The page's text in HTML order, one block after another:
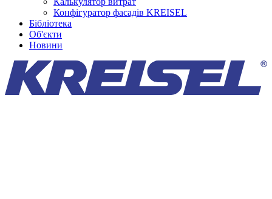
Конфігуратор фасадів KREISEL
Бібліотека
Об'єкти
Новини